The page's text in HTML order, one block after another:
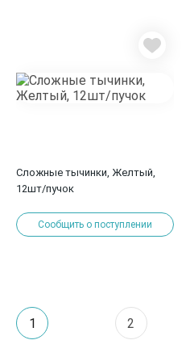
Сложные тычинки, Желтый,
12шт/пучок
Сообщить о поступлении
1 2